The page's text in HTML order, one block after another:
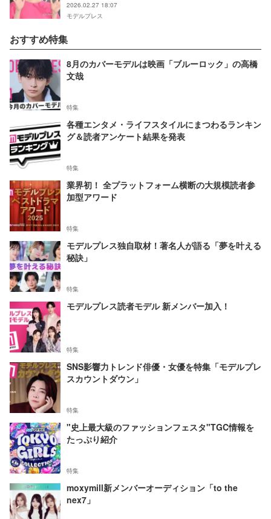
2026.02.27 18:07
モデルプレス
おすすめ特集
8月のカバーモデルは映画「ブルーロック」の高橋
文哉
特集
各種エンタメ・ライフスタイルにまつわるランキン
グ＆読者アンケート結果を発表
特集
業界初！ 全プラットフォーム横断の大規模読者参
加型アワード
特集
モデルプレス独自取材！著名人が語る「夢を叶える
秘訣」
特集
モデルプレス読者モデル 新メンバー加入！
特集
SNS影響力トレンド俳優・女優を特集「モデルプレ
スカウントダウン」
特集
"史上最大級のファッションフェスタ"TGC情報を
たっぷり紹介
特集
moxymill新メンバーオーディション「to the
nex7」